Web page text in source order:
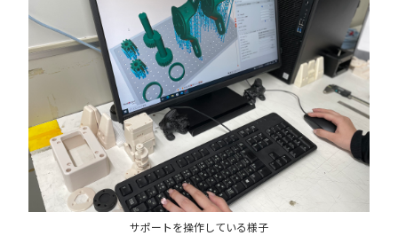
サポートを操作している様子